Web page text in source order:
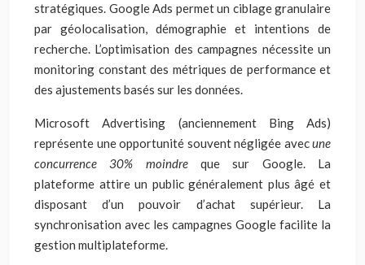
stratégiques. Google Ads permet un ciblage granulaire
par géolocalisation, démographie et intentions de
recherche. L’optimisation des campagnes nécessite un
monitoring constant des métriques de performance et
des ajustements basés sur les données.
Microsoft Advertising (anciennement Bing Ads)
représente une opportunité souvent négligée avecune
concurrence 30% moindre que sur Google. La
plateforme attire un public généralement plus âgé et
disposant d’un pouvoir d’achat supérieur. La
synchronisation avec les campagnes Google facilite la
gestion multiplateforme.